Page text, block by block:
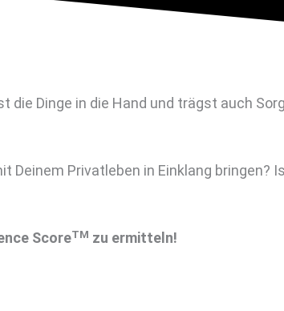
Dinge in die Hand und trägst auch
Privatleben in Einklang bringen?
ScoreTM zu ermitteln!